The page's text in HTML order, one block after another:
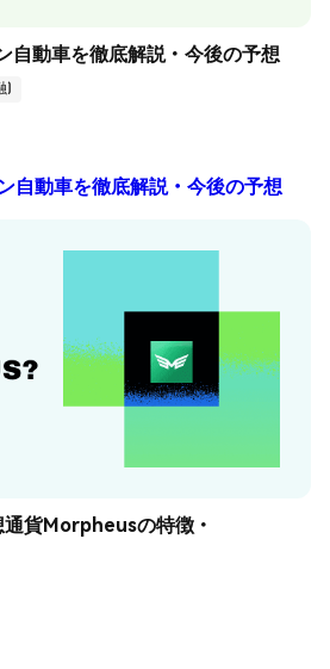
自動車を徹底解説・今後の予想
)
自動車を徹底解説・今後の予想
貨Morpheusの特徴・